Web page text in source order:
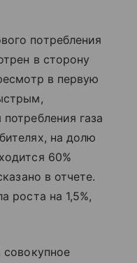
потребления
в сторону
в первую
газа
на долю
60%
в отчете.
роста на 1,5%,
совокупное